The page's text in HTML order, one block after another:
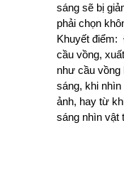
sáng sẽ bị
phải chọn
Khuyết điểm:
cầu vồng,
như cầu vồng
sáng, khi
ảnh, hay từ
sáng nhìn vật